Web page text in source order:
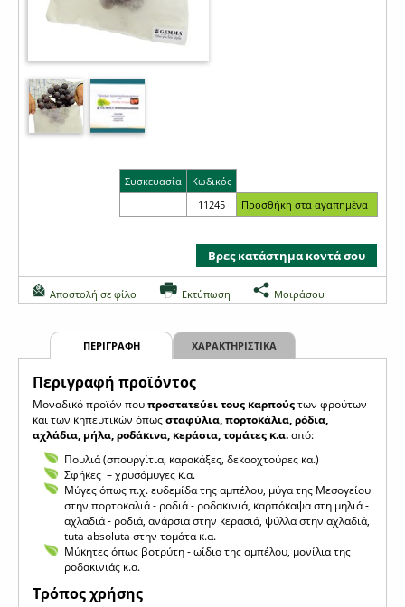
Συσκευασία
Κωδικός
11245
Βρες κατάστημα κοντά σου
Αποστολή σε φίλο Εκτύπωση Μοιράσου
ΠΕΡΙΓΡΑΦΗ ΧΑΡΑΚΤΗΡΙΣΤΙΚΑ
Περιγραφή προϊόντος
Μοναδικό προϊόν πουπροστατεύει τους καρπούςτων φρούτων
και των κηπευτικών όπωςσταφύλια, πορτοκάλια, ρόδια,
αχλάδια, μήλα, ροδάκινα, κεράσια, τομάτες κ.α.από:
Πουλιά (σπουργίτια, καρακάξες, δεκαοχτούρες κα.)
Σφήκες – χρυσόμυγες κ.α.
Μύγες όπως π.χ. ευδεμίδα της αμπέλου, μύγα της Μεσογείου
στην πορτοκαλιά - ροδιά - ροδακινιά, καρπόκαψα στη μηλιά -
αχλαδιά - ροδιά, ανάρσια στην κερασιά, ψύλλα στην αχλαδιά,
tuta absoluta στην τομάτα κ.α.
Μύκητες όπως βοτρύτη - ωίδιο της αμπέλου, μονίλια της
ροδακινιάς κ.α.
Τρόπος χρήσης